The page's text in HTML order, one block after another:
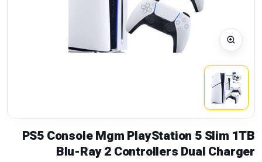
PS5 Console Mgm PlayStation 5 Slim 1TB
Blu-Ray 2 Controllers Dual Charger